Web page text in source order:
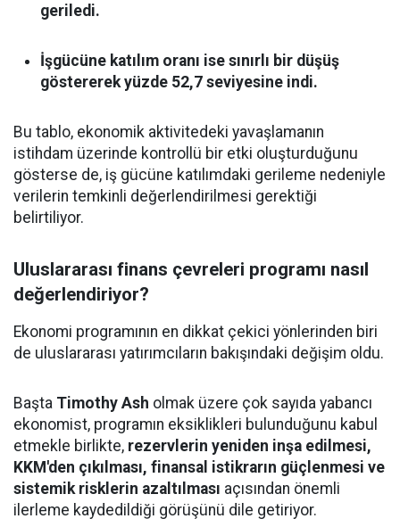
geriledi.
İşgücüne katılım oranı ise sınırlı bir düşüş
göstererek yüzde 52,7 seviyesine indi.
Bu tablo, ekonomik aktivitedeki yavaşlamanın
istihdam üzerinde kontrollü bir etki oluşturduğunu
gösterse de, iş gücüne katılımdaki gerileme nedeniyle
verilerin temkinli değerlendirilmesi gerektiği
belirtiliyor.
Uluslararası finans çevreleri programı nasıl
değerlendiriyor?
Ekonomi programının en dikkat çekici yönlerinden biri
de uluslararası yatırımcıların bakışındaki değişim oldu.
Başta Timothy Ash olmak üzere çok sayıda yabancı
ekonomist, programın eksiklikleri bulunduğunu kabul
etmekle birlikte, rezervlerin yeniden inşa edilmesi,
KKM'den çıkılması, finansal istikrarın güçlenmesi ve
sistemik risklerin azaltılması açısından önemli
ilerleme kaydedildiği görüşünü dile getiriyor.